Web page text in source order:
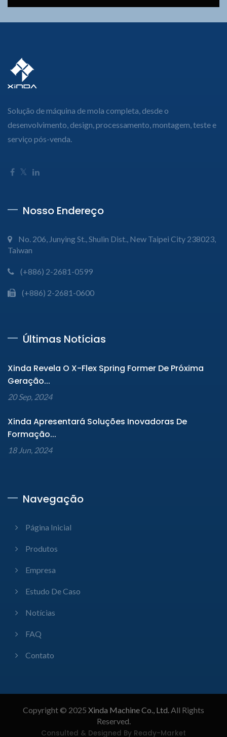
Solução de máquina de mola completa, desde o
desenvolvimento, design, processamento, montagem, teste e
serviço pós-venda.
Nosso Endereço
No. 206, Junying St., Shulin Dist., New Taipei City 238023,
Taiwan
(+886) 2-2681-0599
(+886) 2-2681-0600
Últimas Notícias
Xinda Revela O X-Flex Spring Former De Próxima
Geração...
20 Sep, 2024
Xinda Apresentará Soluções Inovadoras De
Formação...
18 Jun, 2024
Navegação
Página Inicial
Produtos
Empresa
Estudo De Caso
Notícias
FAQ
Contato
Copyright © 2025 Xinda Machine Co., Ltd. All Rights
Reserved.
Consulted & Designed By Ready-Market